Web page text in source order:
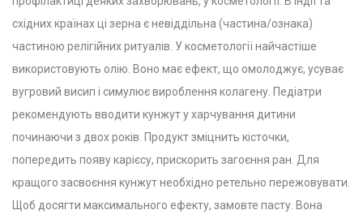
східних країнах ці зерна є невіддільна (частина/ознака)
частиною релігійних ритуалів. У косметології найчастіше
використовують олію. Воно має ефект, що омолоджує, усуває
вугровий висип і симулює вироблення колагену. Педіатри
рекомендують вводити кунжут у харчування дитини
починаючи з двох років. Продукт зміцнить кісточки,
попередить появу карієсу, прискорить загоєння ран. Для
кращого засвоєння кунжут необхідно ретельно пережовувати.
Щоб досягти максимального ефекту, замовте пасту. Вона